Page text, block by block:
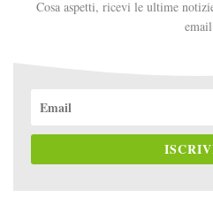
Cosa aspetti, ricevi le ultime
email